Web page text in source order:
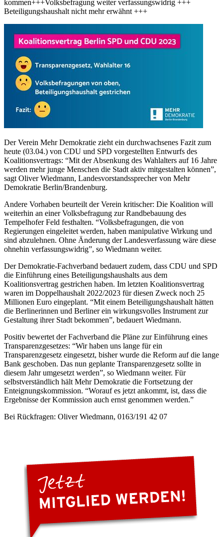
kommen+++Volksbefragung weiter verfassungswidrig +++
Beteiligungshaushalt nicht mehr erwähnt +++
Der Verein Mehr Demokratie zieht ein durchwachsenes Fazit zum
heute (03.04.) von CDU und SPD vorgestellten Entwurfs des
Koalitionsvertrags: “Mit der Absenkung des Wahlalters auf 16 Jahre
werden mehr junge Menschen die Stadt aktiv mitgestalten können”,
sagt Oliver Wiedmann, Landesvorstandssprecher von Mehr
Demokratie Berlin/Brandenburg.
Andere Vorhaben beurteilt der Verein kritischer: Die Koalition will
weiterhin an einer Volksbefragung zur Randbebauung des
Tempelhofer Feld festhalten. “Volksbefragungen, die von
Regierungen eingeleitet werden, haben manipulative Wirkung und
sind abzulehnen. Ohne Änderung der Landesverfassung wäre diese
ohnehin verfassungswidrig”, so Wiedmann weiter.
Der Demokratie-Fachverband bedauert zudem, dass CDU und SPD
die Einführung eines Beteiligungshaushalts aus dem
Koalitionsvertrag gestrichen haben. Im letzten Koalitionsvertrag
waren im Doppelhaushalt 2022/2023 für diesen Zweck noch 25
Millionen Euro eingeplant. “Mit einem Beteiligungshaushalt hätten
die Berlinerinnen und Berliner ein wirkungsvolles Instrument zur
Gestaltung ihrer Stadt bekommen”, bedauert Wiedmann.
Positiv bewertet der Fachverband die Pläne zur Einführung eines
Transparenzgesetzes: “Wir haben uns lange für ein
Transparenzgesetz eingesetzt, bisher wurde die Reform auf die lange
Bank geschoben. Das nun geplante Transparenzgesetz sollte in
diesem Jahr umgesetzt werden”, so Wiedmann weiter. Für
selbstverständlich hält Mehr Demokratie die Fortsetzung der
Enteignungskommission. “Worauf es jetzt ankommt, ist, dass die
Ergebnisse der Kommission auch ernst genommen werden.”
Bei Rückfragen: Oliver Wiedmann, 0163/191 42 07